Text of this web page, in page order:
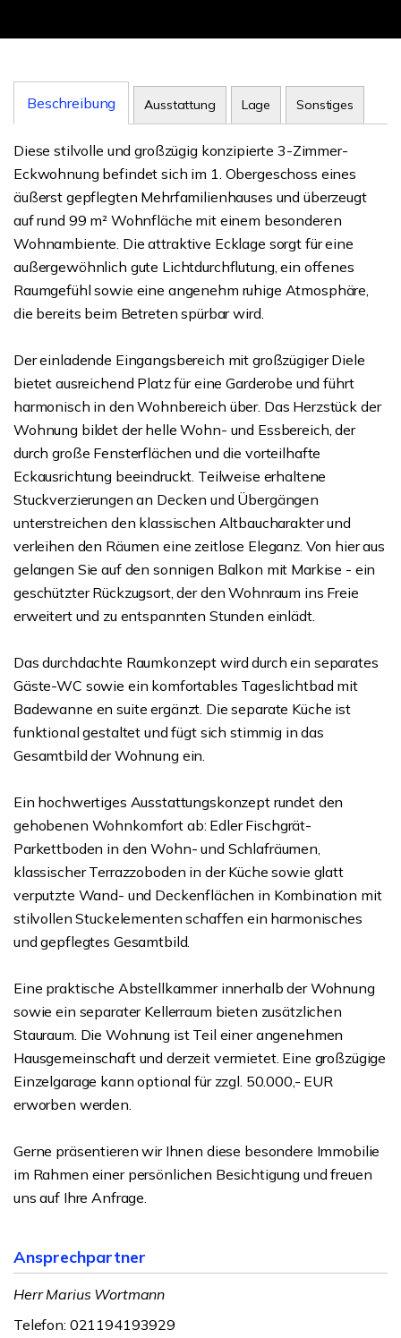
Beschreibung Ausstattung Lage Sonstiges
Diese stilvolle und großzügig konzipierte 3-Zimmer-
Eckwohnung befindet sich im 1. Obergeschoss eines
äußerst gepflegten Mehrfamilienhauses und überzeugt
auf rund 99 m² Wohnfläche mit einem besonderen
Wohnambiente. Die attraktive Ecklage sorgt für eine
außergewöhnlich gute Lichtdurchflutung, ein offenes
Raumgefühl sowie eine angenehm ruhige Atmosphäre,
die bereits beim Betreten spürbar wird.
Der einladende Eingangsbereich mit großzügiger Diele
bietet ausreichend Platz für eine Garderobe und führt
harmonisch in den Wohnbereich über. Das Herzstück der
Wohnung bildet der helle Wohn- und Essbereich, der
durch große Fensterflächen und die vorteilhafte
Eckausrichtung beeindruckt. Teilweise erhaltene
Stuckverzierungen an Decken und Übergängen
unterstreichen den klassischen Altbaucharakter und
verleihen den Räumen eine zeitlose Eleganz. Von hier aus
gelangen Sie auf den sonnigen Balkon mit Markise - ein
geschützter Rückzugsort, der den Wohnraum ins Freie
erweitert und zu entspannten Stunden einlädt.
Das durchdachte Raumkonzept wird durch ein separates
Gäste-WC sowie ein komfortables Tageslichtbad mit
Badewanne en suite ergänzt. Die separate Küche ist
funktional gestaltet und fügt sich stimmig in das
Gesamtbild der Wohnung ein.
Ein hochwertiges Ausstattungskonzept rundet den
gehobenen Wohnkomfort ab: Edler Fischgrät-
Parkettboden in den Wohn- und Schlafräumen,
klassischer Terrazzoboden in der Küche sowie glatt
verputzte Wand- und Deckenflächen in Kombination mit
stilvollen Stuckelementen schaffen ein harmonisches
und gepflegtes Gesamtbild.
Eine praktische Abstellkammer innerhalb der Wohnung
sowie ein separater Kellerraum bieten zusätzlichen
Stauraum. Die Wohnung ist Teil einer angenehmen
Hausgemeinschaft und derzeit vermietet. Eine großzügige
Einzelgarage kann optional für zzgl. 50.000,- EUR
erworben werden.
Gerne präsentieren wir Ihnen diese besondere Immobilie
im Rahmen einer persönlichen Besichtigung und freuen
uns auf Ihre Anfrage.
Ansprechpartner
Herr Marius Wortmann
Telefon: 021194193929